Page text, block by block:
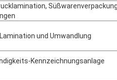
und Umwandlung
Kennzeichnungsanlage